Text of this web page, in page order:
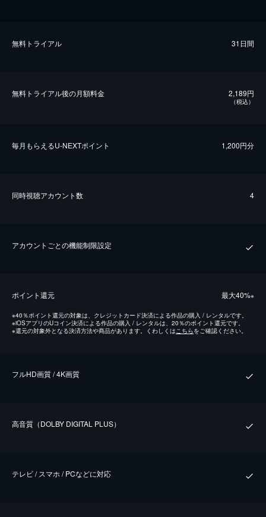
無料トライアル 31日間
無料トライアル後の⽉額料金 2,189円
（税込）
毎⽉もらえるU-NEXTポイント 1,200円分
同時視聴アカウント数 4
アカウントごとの機能制限設定
ポイント還元 最⼤40%※
※40％ポイント還元の対象は、クレジットカード決済による作品の購入 / レンタルです。
※iOSアプリのUコイン決済による作品の購入 / レンタルは、20％のポイント還元です。
※還元の対象外となる決済方法や商品があります。くわしくは こちらをご確認ください。
フルHD画質 / 4K画質
⾼⾳質（DOLBY DIGITAL PLUS）
テレビ / スマホ / PCなどに対応